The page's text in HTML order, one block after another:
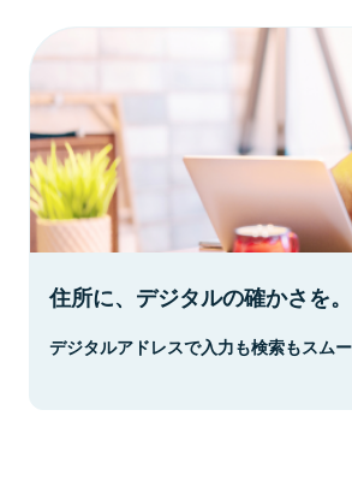
住所に、デジタルの確かさを。
デジタルアドレスで入力も検索もスムー